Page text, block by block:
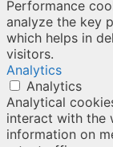
Performance
analyze the key
which helps in
visitors.
Analytics
Analytics
Analytical
interact with the
information on